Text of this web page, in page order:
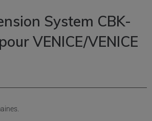
System CBK-
VENICE/VENICE